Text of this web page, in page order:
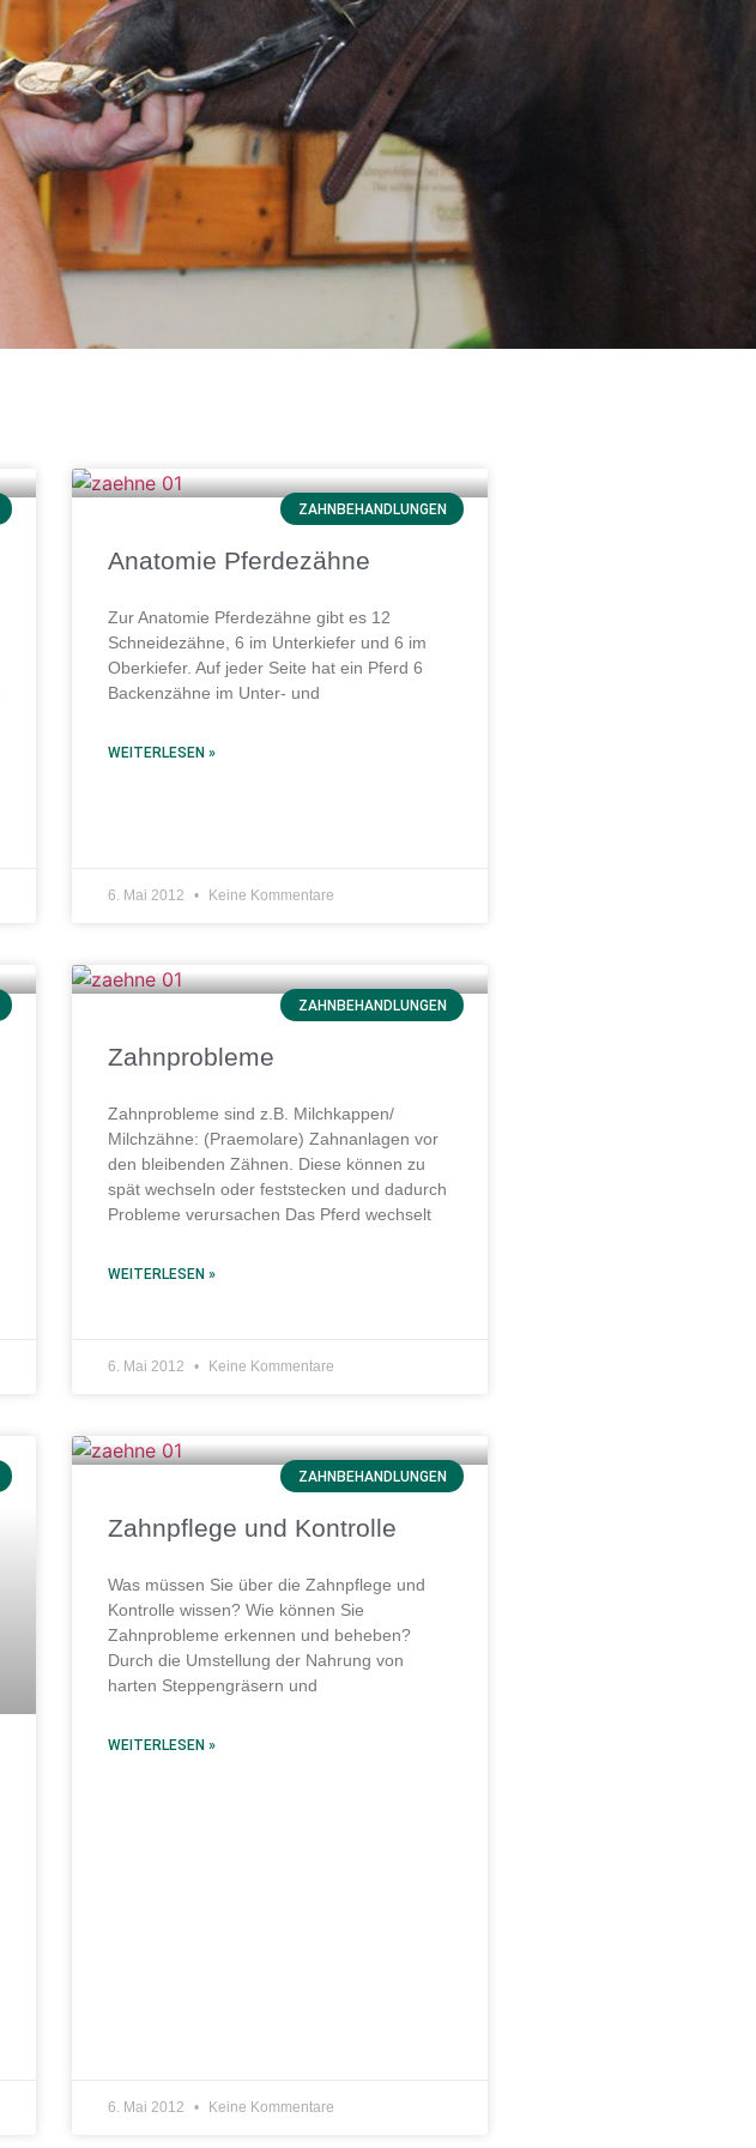
ZAHNBEHANDLUNGEN
Anatomie Pferdezähne
Zur Anatomie Pferdezähne gibt es 12
Schneidezähne, 6 im Unterkiefer und 6 im
Oberkiefer. Auf jeder Seite hat ein Pferd 6
Backenzähne im Unter- und
WEITERLESEN »
6. Mai 2012 Keine Kommentare
ZAHNBEHANDLUNGEN
Zahnprobleme
Zahnprobleme sind z.B. Milchkappen/
Milchzähne: (Praemolare) Zahnanlagen vor
den bleibenden Zähnen. Diese können zu
spät wechseln oder feststecken und dadurch
Probleme verursachen Das Pferd wechselt
WEITERLESEN »
6. Mai 2012 Keine Kommentare
ZAHNBEHANDLUNGEN
Zahnpflege und Kontrolle
Was müssen Sie über die Zahnpflege und
Kontrolle wissen? Wie können Sie
Zahnprobleme erkennen und beheben?
Durch die Umstellung der Nahrung von
harten Steppengräsern und
WEITERLESEN »
6. Mai 2012 Keine Kommentare